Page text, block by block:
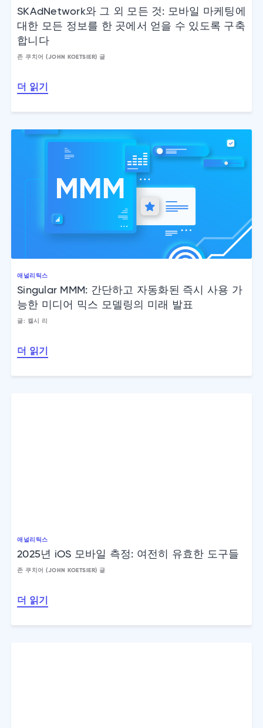
SKAdNetwork와 그 외 모든 것: 모바일 마케팅에
대한 모든 정보를 한 곳에서 얻을 수 있도록 구축
합니다
존 쿠치어 (JOHN KOETSIER) 글
더 읽기
애널리틱스
Singular MMM: 간단하고 자동화된 즉시 사용 가
능한 미디어 믹스 모델링의 미래 발표
글: 켈시 리
더 읽기
애널리틱스
2025년 iOS 모바일 측정: 여전히 유효한 도구들
존 쿠치어 (JOHN KOETSIER) 글
더 읽기